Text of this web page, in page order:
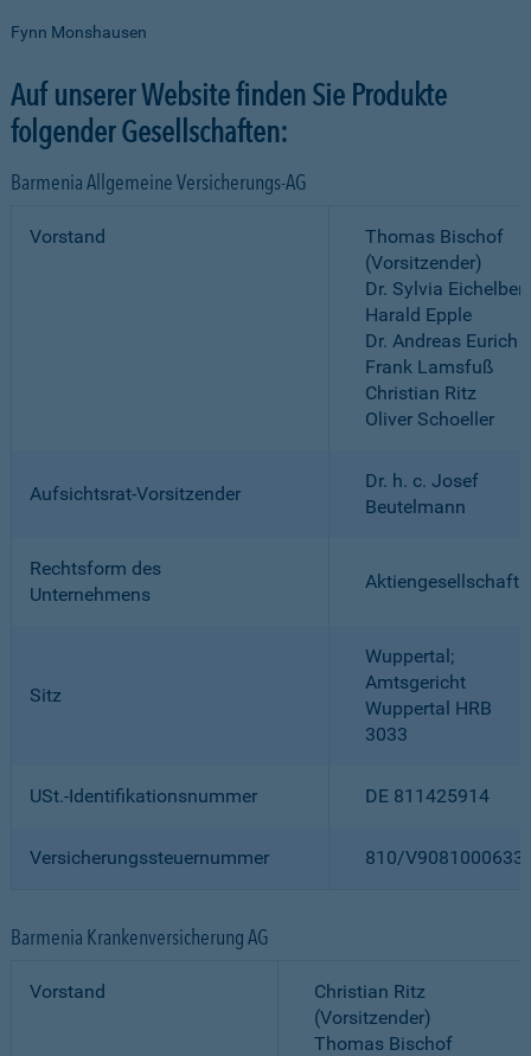
Fynn Monshausen
Auf unserer Website finden Sie Produkte
folgender Gesellschaften:
Barmenia Allgemeine Versicherungs-AG
Vorstand
Thomas Bischof
(Vorsitzender)
Dr. Sylvia
Harald Epple
Dr. Andreas Eurich
Frank Lamsfuß
Christian Ritz
Oliver Schoeller
Aufsichtsrat-Vorsitzender
Dr. h. c. Josef
Beutelmann
Rechtsform des
Unternehmens
Aktiengesellschaft
Sitz
Wuppertal;
Amtsgericht
Wuppertal HRB
3033
USt.-Identifikationsnummer DE 811425914
Versicherungssteuernummer 810/
Barmenia Krankenversicherung AG
Vorstand
Christian Ritz
(Vorsitzender)
Thomas Bischof